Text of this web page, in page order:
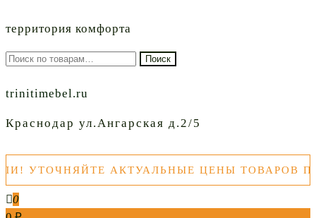
территория комфорта
Искать: Поиск
trinitimebel.ru
Краснодар ул.Ангарская д.2/5
УТОЧНЯЙТЕ АКТУАЛЬНЫЕ ЦЕНЫ ТОВАРОВ
0